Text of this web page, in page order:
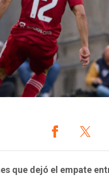
que dejó el empate